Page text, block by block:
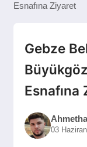
Esnafına Ziyaret
Gebze
Esnafına
03